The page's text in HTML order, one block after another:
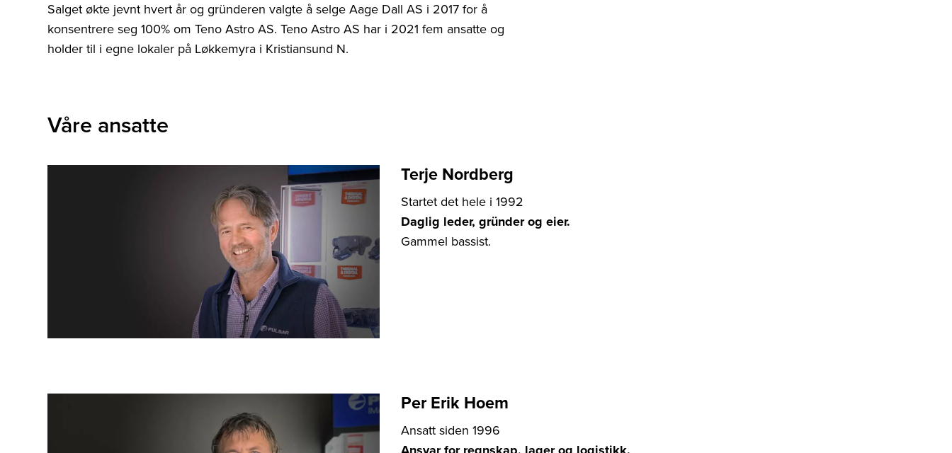
Salget økte jevnt hvert år og gründeren valgte å selge Aage Dall AS i 2017 for å
konsentrere seg 100% om Teno Astro AS. Teno Astro AS har i 2021 fem ansatte og
holder til i egne lokaler på Løkkemyra i Kristiansund N.
Våre ansatte
Terje Nordberg
Startet det hele i 1992
Daglig leder, gründer og eier.
Gammel bassist.
Per Erik Hoem
Ansatt siden 1996